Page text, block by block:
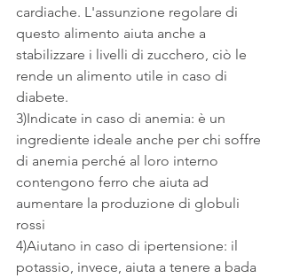
cardiache. L'assunzione regolare di
questo alimento aiuta anche a
stabilizzare i livelli di zucchero, ciò le
rende un alimento utile in caso di
diabete.
3)Indicate in caso di anemia: è un
ingrediente ideale anche per chi soffre
di anemia perché al loro interno
contengono ferro che aiuta ad
aumentare la produzione di globuli
rossi
4)Aiutano in caso di ipertensione: il
potassio, invece, aiuta a tenere a bada